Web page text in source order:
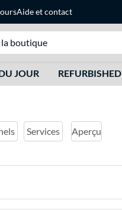
Aideetcontact
JOUR REFURBISHED
Services Aperçu